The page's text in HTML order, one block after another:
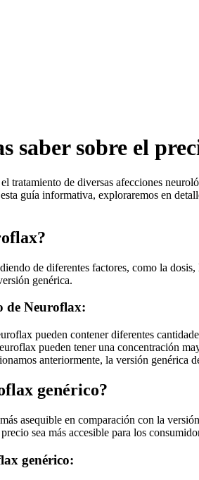
saber sobre el
tratamiento de diversas afecciones
guía informativa, exploraremos en
de diferentes factores, como la
genérica.
de Neuroflax:
pueden contener diferentes
pueden tener una concentración
anteriormente, la versión genérica
genérico?
asequible en comparación con la
sea más accesible para los
genérico: